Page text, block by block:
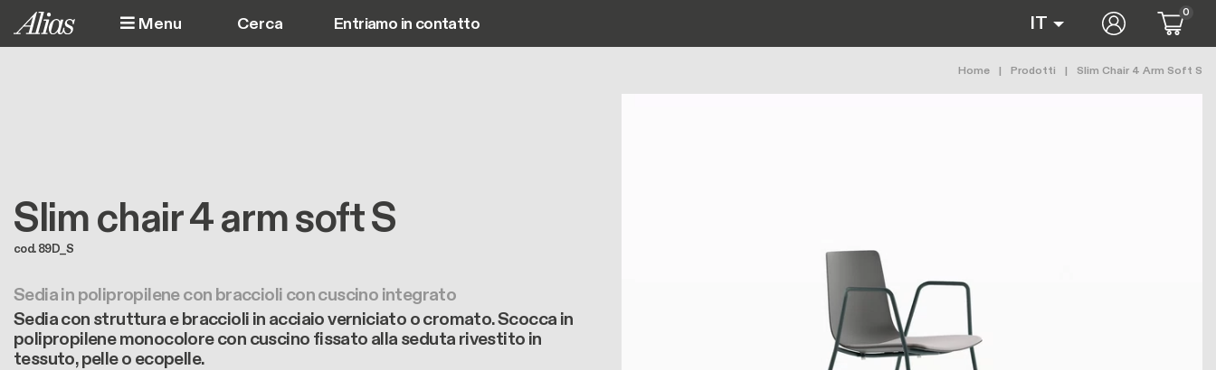
Salta al contenuto principale
Menu Main navigation
Entriamo in contatto IT User 0
Briciole di pane
Home Prodotti Slim Chair 4 Arm Soft S
Slim chair 4 arm soft S
cod. 89D_S
Sedia in polipropilene con braccioli con cuscino integrato
Sedia con struttura e braccioli in acciaio verniciato o cromato. Scocca in
polipropilene monocolore con cuscino fissato alla seduta rivestito in
tessuto, pelle o ecopelle.